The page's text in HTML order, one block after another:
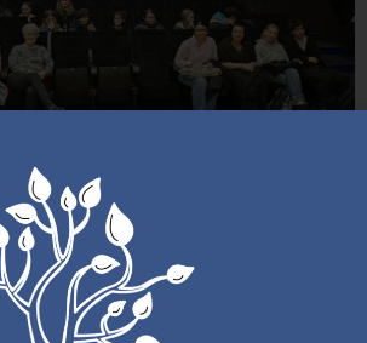
: Métiers du Visuel – Marchandisage
de l’Assomption de Bondy forme des
concevoir et mettre en scène des
l’œil, racontent une histoire et
C’est une formation où l’on apprend à
la lumière, les volumes, les matériaux, la